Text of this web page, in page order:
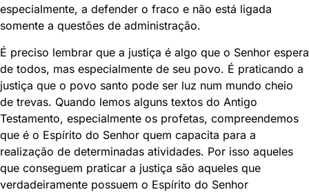
especialmente, a defender o fraco e não está ligada
somente a questões de administração.
É preciso lembrar que a justiça é algo que o Senhor espera
de todos, mas especialmente de seu povo. É praticando a
justiça que o povo santo pode ser luz num mundo cheio
de trevas. Quando lemos alguns textos do Antigo
Testamento, especialmente os profetas, compreendemos
que é o Espírito do Senhor quem capacita para a
realização de determinadas atividades. Por isso aqueles
que conseguem praticar a justiça são aqueles que
verdadeiramente possuem o Espírito do Senhor